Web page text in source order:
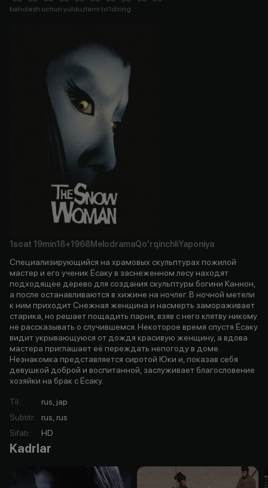
1 Star 2 Stars 3 Stars 4 Stars5 Stars 6 Stars7 Stars8 Stars
baholash uchun yulduzlarni to'ldiring
1soat 19min18+1968MelodramaQo'rqinchliYaponiya
Специализирующийся на храмовых скульптурах пожилой
мастер и его ученик Ёсаку в заснеженном лесу находят
подходящее дерево для создания скульптуры богини Каннон,
а после останавливаются в хижине на ночлег. В ночной метели
к ним приходит Снежная женщина и насмерть замораживает
старика, но решает пощадить парня, взяв с него клятву никому
не рассказывать о случившемся. Некоторое время спустя Ёсаку
видит укрывающуюся от дождя красивую женщину, а вдова
мастера приглашает её переждать непогоду в доме.
Незнакомка представляется сиротой Юки и, показав себя
девушкой доброй и воспитанной, заслуживает благословение
хозяйки на брак с Ёсаку.
Til:
rus, jap
Subtitr:
rus, rus
Sifati: HD
Kadrlar